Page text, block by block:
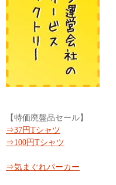
【特価廃盤品セール】
⇒37円Tシャツ
⇒100円Tシャツ
⇒気まぐれパーカー